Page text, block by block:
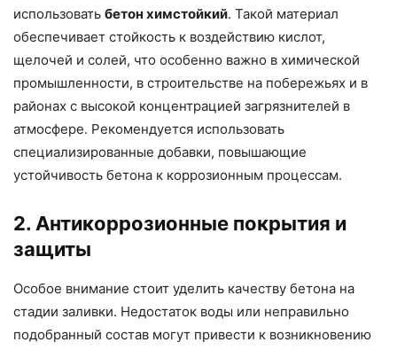
использовать бетон химстойкий. Такой материал
обеспечивает стойкость к воздействию кислот,
щелочей и солей, что особенно важно в химической
промышленности, в строительстве на побережьях и в
районах с высокой концентрацией загрязнителей в
атмосфере. Рекомендуется использовать
специализированные добавки, повышающие
устойчивость бетона к коррозионным процессам.
2. Антикоррозионные покрытия и
защиты
Особое внимание стоит уделить качеству бетона на
стадии заливки. Недостаток воды или неправильно
подобранный состав могут привести к возникновению